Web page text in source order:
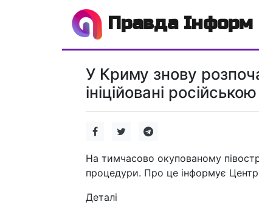
Правда Інформ
У Криму знову
ініційовані
На тимчасово окупованому
процедури. Про це інформує Центр
Деталі